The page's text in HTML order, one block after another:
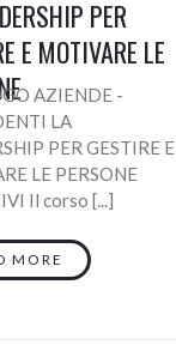
PER
E MOTIVARE LE
AZIENDE -
LA
PER GESTIRE E
LE PERSONE
Il corso [...]
MORE